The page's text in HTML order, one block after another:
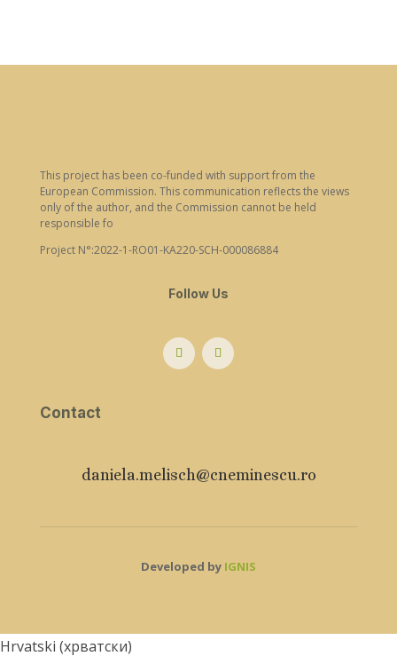
This project has been co-funded with support from the
European Commission. This communication reflects the views
only of the author, and the Commission cannot be held
responsible fo
Project N°:2022-1-RO01-KA220-SCH-000086884
Follow Us
Contact
daniela.melisch@cneminescu.ro
Developed by IGNIS
Hrvatski (хрватски)